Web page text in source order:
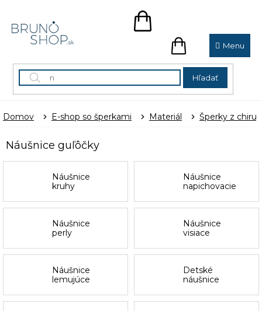
obsah
Hľadať
NÁKUPNÝ
NÁKUPNÝ
KOŠÍK
Domov E-shop so šperkami Materiál Šperky z
Náušnice guľôčky
Náušnice
kruhy
Náušnice
napichovacie
Náušnice
perly
Náušnice
visiace
Náušnice
lemujúce
Detské
náušnice